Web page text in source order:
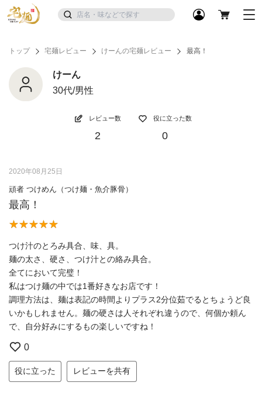
トップ 宅麺レビュー けーんの宅麺レビュー 最高！
けーん
30代/男性
レビュー数
2
役に立った数
0
2020年08月25日
頑者 つけめん（つけ麺・魚介豚骨）
最高！
つけ汁のとろみ具合、味、具。
麺の太さ、硬さ、つけ汁との絡み具合。
全てにおいて完璧！
私はつけ麺の中では1番好きなお店です！
調理方法は、麺は表記の時間よりプラス2分位茹でるとちょうど良
いかもしれません。麺の硬さは人それぞれ違うので、何個か頼ん
で、自分好みにするもの楽しいですね！
0
役に立った レビューを共有